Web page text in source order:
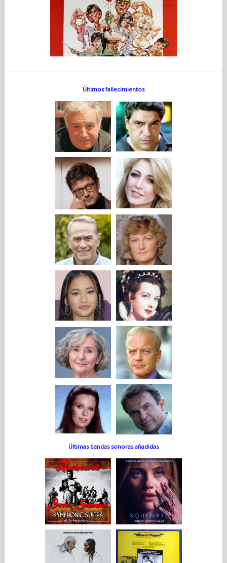
Últimos fallecimientos
Últimas bandas sonoras añadidas